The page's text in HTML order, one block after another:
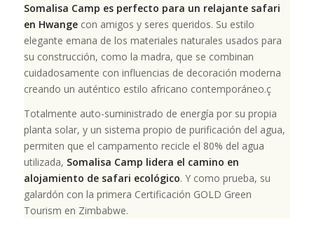
Somalisa Camp es perfecto para un relajante safari
en Hwangecon amigos y seres queridos. Su estilo
elegante emana de los materiales naturales usados para
su construcción, como la madra, que se combinan
cuidadosamente con influencias de decoración moderna
creando un auténtico estilo africano contemporáneo.ç
Totalmente auto-suministrado de energía por su propia
planta solar, y un sistema propio de purificación del agua,
permiten que el campamento recicle el 80% del agua
utilizada, Somalisa Camp lidera el camino en
alojamiento de safari ecológico. Y como prueba, su
galardón con la primera Certificación GOLD Green
Tourism en Zimbabwe.